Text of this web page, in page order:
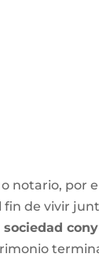
notario, por
fin de vivir
sociedad